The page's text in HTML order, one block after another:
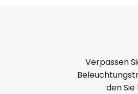
Verpassen
den